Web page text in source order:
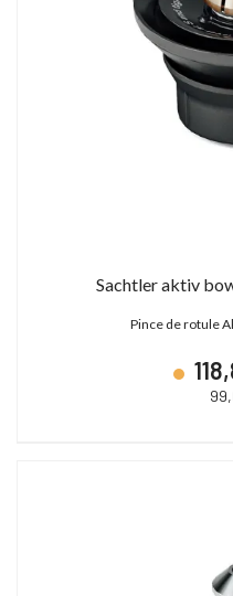
Sachtler aktiv
Pince de rotule